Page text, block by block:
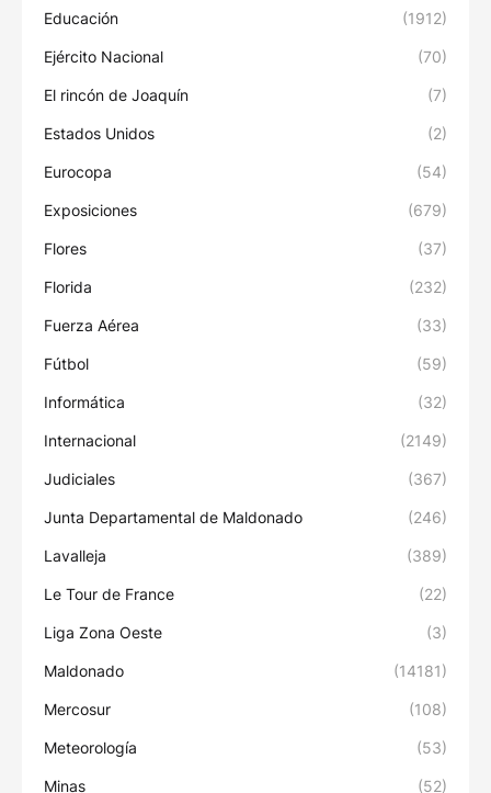
Educación (1912)
Ejército Nacional (70)
El rincón de Joaquín (7)
Estados Unidos (2)
Eurocopa (54)
Exposiciones (679)
Flores (37)
Florida (232)
Fuerza Aérea (33)
Fútbol (59)
Informática (32)
Internacional (2149)
Judiciales (367)
Junta Departamental de Maldonado (246)
Lavalleja (389)
Le Tour de France (22)
Liga Zona Oeste (3)
Maldonado (14181)
Mercosur (108)
Meteorología (53)
Minas (52)